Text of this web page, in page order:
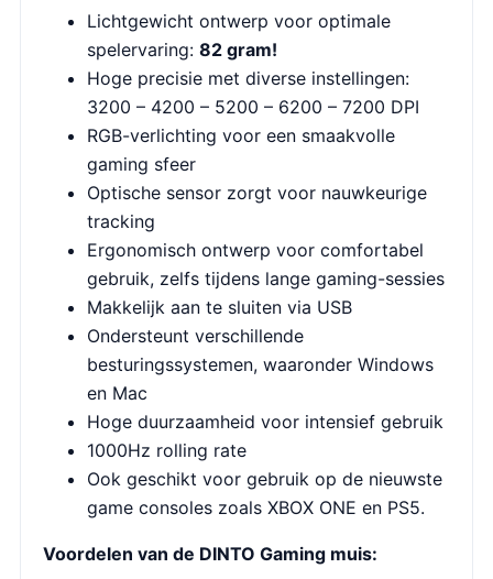
Lichtgewicht ontwerp voor optimale
spelervaring: 82 gram!
Hoge precisie met diverse instellingen:
3200 – 4200 – 5200 – 6200 – 7200 DPI
RGB-verlichting voor een smaakvolle
gaming sfeer
Optische sensor zorgt voor nauwkeurige
tracking
Ergonomisch ontwerp voor comfortabel
gebruik, zelfs tijdens lange gaming-sessies
Makkelijk aan te sluiten via USB
Ondersteunt verschillende
besturingssystemen, waaronder Windows
en Mac
Hoge duurzaamheid voor intensief gebruik
1000Hz rolling rate
Ook geschikt voor gebruik op de nieuwste
game consoles zoals XBOX ONE en PS5.
Voordelen van de DINTO Gaming muis: